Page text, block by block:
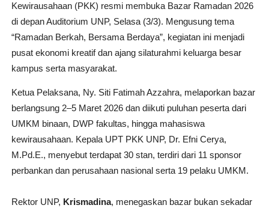
Kewirausahaan (PKK) resmi membuka Bazar Ramadan 2026
di depan Auditorium UNP, Selasa (3/3). Mengusung tema
“Ramadan Berkah, Bersama Berdaya”, kegiatan ini menjadi
pusat ekonomi kreatif dan ajang silaturahmi keluarga besar
kampus serta masyarakat.
Ketua Pelaksana, Ny. Siti Fatimah Azzahra, melaporkan bazar
berlangsung 2–5 Maret 2026 dan diikuti puluhan peserta dari
UMKM binaan, DWP fakultas, hingga mahasiswa
kewirausahaan. Kepala UPT PKK UNP, Dr. Efni Cerya,
M.Pd.E., menyebut terdapat 30 stan, terdiri dari 11 sponsor
perbankan dan perusahaan nasional serta 19 pelaku UMKM.
Rektor UNP, Krismadina, menegaskan bazar bukan sekadar